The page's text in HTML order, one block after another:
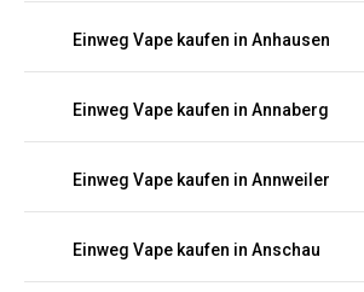
Einweg Vape kaufen in Anhausen
Einweg Vape kaufen in Annaberg
Einweg Vape kaufen in Annweiler
Einweg Vape kaufen in Anschau